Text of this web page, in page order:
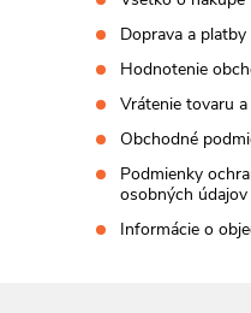
Doprava a platby
Hodnotenie
Vrátenie tovaru
Obchodné
Podmienky
osobných údajov
Informácie o